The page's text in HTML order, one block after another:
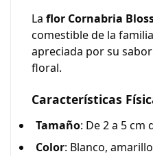
La flor Cornabria
comestible de la
apreciada por su
floral.
Características
Tamaño: De 2 a 5 cm
Color: Blanco,